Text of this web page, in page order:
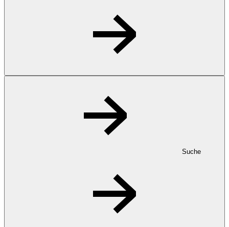
Suche